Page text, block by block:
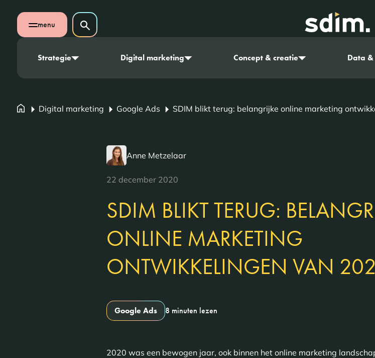
Navigatie overslaan
Open mobiel menu
menu Zoeken op website
Zoeken
Strategie Digital marketing Concept & creatie Data
Digital marketing Google Ads SDIM blikt terug: belangrijke online marketing
Anne Metzelaar
22 december 2020
SDIM BLIKT TERUG:
ONLINE MARKETING
ONTWIKKELINGEN VAN
Google Ads 8 minuten lezen
2020 was een bewogen jaar, ook binnen het online marketing